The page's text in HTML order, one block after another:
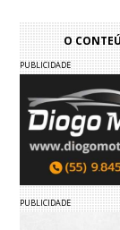
O
PUBLICIDADE
PUBLICIDADE